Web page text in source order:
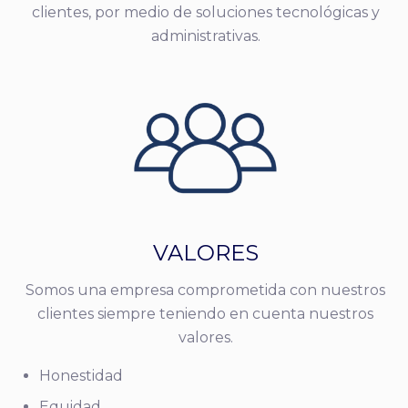
clientes, por medio de soluciones tecnológicas y
administrativas.
VALORES
Somos una empresa comprometida con nuestros
clientes siempre teniendo en cuenta nuestros
valores.
Honestidad